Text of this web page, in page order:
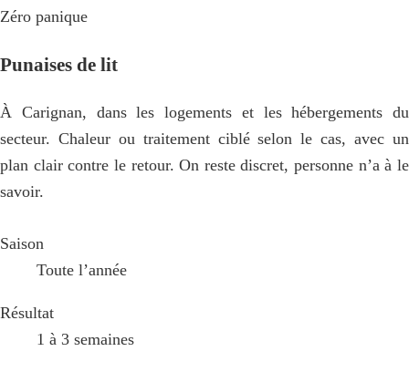
Zéro panique
Punaises de lit
À Carignan, dans les logements et les hébergements du
secteur. Chaleur ou traitement ciblé selon le cas, avec un
plan clair contre le retour. On reste discret, personne n’a à le
savoir.
Saison
Toute l’année
Résultat
1 à 3 semaines